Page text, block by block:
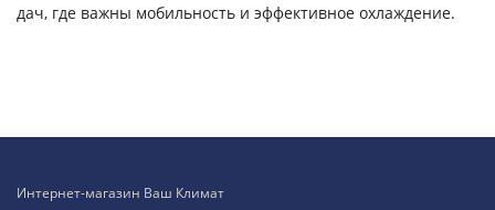
дач, где важны мобильность и эффективное охлаждение.
Интернет-магазин Ваш Климат